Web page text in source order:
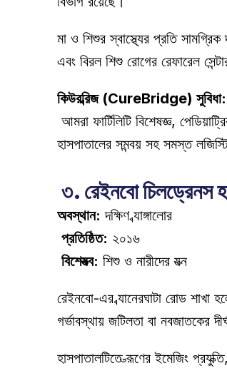
মা ও শিশুর স্বাস্থ্যের প্রতি সামগ্রিক
এবং বিরল শিশু রোগের রেফারেল
কিউরব্রিজ (CureBridge) সুবিধা:
হাসপাতালের সমন্বয় সহ সমস্ত
৩. রেইনবো চিলড্রেনস
অবস্থান: দক্ষিণ ব্যাঙ্গালোর
প্রতিষ্ঠিত: ২০১৬
বিশেষত্ব: শিশু ও নারীদের যত্ন
রেইনবো-এর ব্যানেরঘাটা রোড শাখা
গর্ভাবস্থায় জটিলতা বা নবজাতকের
হাসপাতালটিতে ভ্রূণের ইমেজিং